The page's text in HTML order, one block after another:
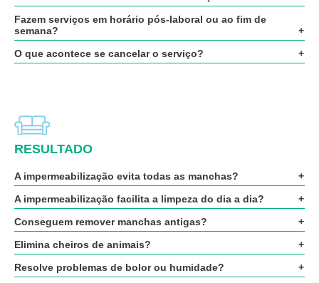
Fazem serviços em horário pós-laboral ou ao fim de
semana?
O que acontece se cancelar o serviço?
RESULTADO
A impermeabilização evita todas as manchas?
A impermeabilização facilita a limpeza do dia a dia?
Conseguem remover manchas antigas?
Elimina cheiros de animais?
Resolve problemas de bolor ou humidade?